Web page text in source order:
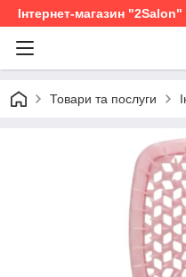
Інтернет-магазин "2Salon"
Товари та послуги